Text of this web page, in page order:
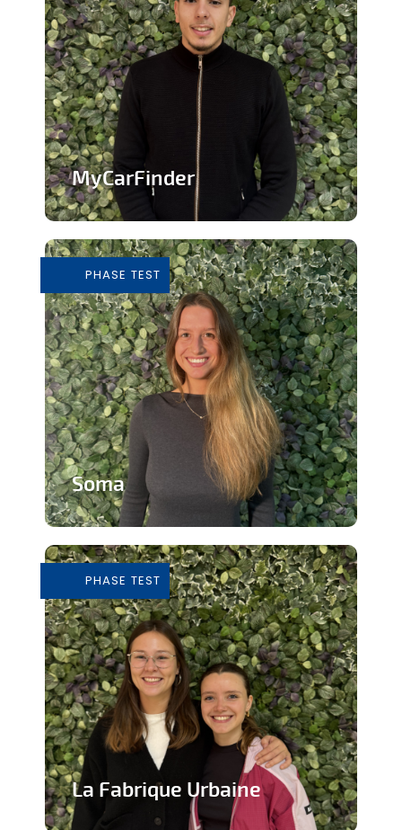
MyCarFinder
d'occasion
En savoir plus
PHASE TEST
Soma
immersive
En savoir plus
PHASE TEST
La Fabrique Urbaine